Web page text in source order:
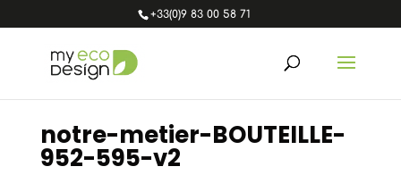
+33(0)9 83 00 58 71
notre-metier-BOUTEILLE-
952-595-v2